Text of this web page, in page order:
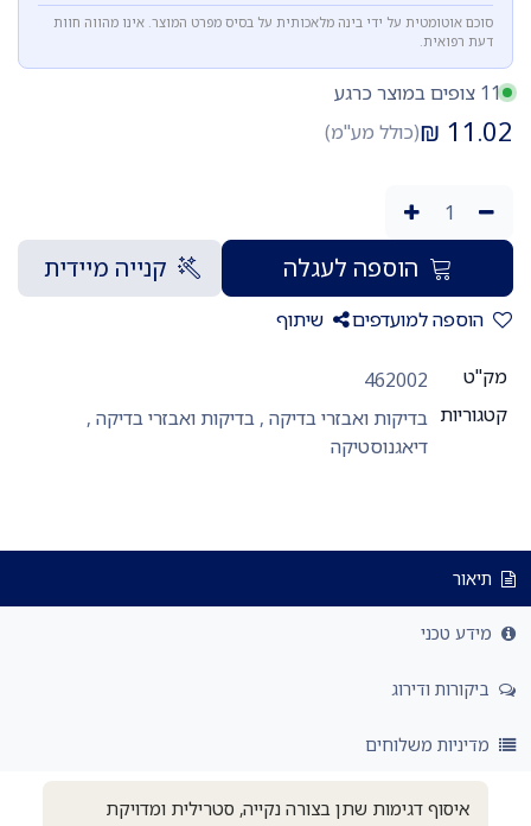
סוכם אוטומטית על ידי בינה מלאכותית על בסיס מפרט המוצר. אינו מהווה חוות
דעת רפואית.
11 צופים במוצר כרגע
11.02
₪(כולל מע"מ)
הוספה לעגלה קנייה מיידית
הוספה למועדפים שיתוף
מק"ט
462002
קטגוריות בדיקות ואבזרי בדיקה, בדיקות ואבזרי בדיקה,
דיאגנוסטיקה
תיאור
מידע טכני
ביקורות ודירוג
מדיניות משלוחים
איסוף דגימות שתן בצורה נקייה, סטרילית ומדויקת